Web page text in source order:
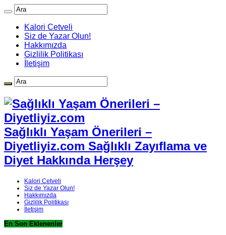
Kalori Cetveli
Siz de Yazar Olun!
Hakkımızda
Gizlilik Politikası
İletişim
Sağlıklı Yaşam Önerileri –
Diyetliyiz.com Sağlıklı Zayıflama ve
Diyet Hakkında Herşey
Kalori Cetveli
Siz de Yazar Olun!
Hakkımızda
Gizlilik Politikası
İletişim
En Son Eklenenler